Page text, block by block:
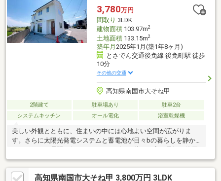
3,780万円
間取り 3LDK
建物面積103.97m2
土地面積133.15m2
築年月 2025年1月(築1年8ヶ月)
とさでん交通後免線 後免町駅 徒歩
10分
その他の交通
高知県南国市大そね甲
2階建て 駐車場あり
駐車2台
システムキッチン
オール電化 浴室乾燥機
美しい外観とともに、住まいの中には心地よい空間が広がりま
す。さらに太陽光発電システムと蓄電池が日々bの暮らしを静か
することにより電気代を節約することができます。また、ツーバ
イフォー工法の建物は、強度の高い 「床版」・「壁版」 など
「版」 を組んでできる頑強な「六面体構造」 (箱構造)で地震や台
高知県南国市大そね甲 3,800万円 3LDK